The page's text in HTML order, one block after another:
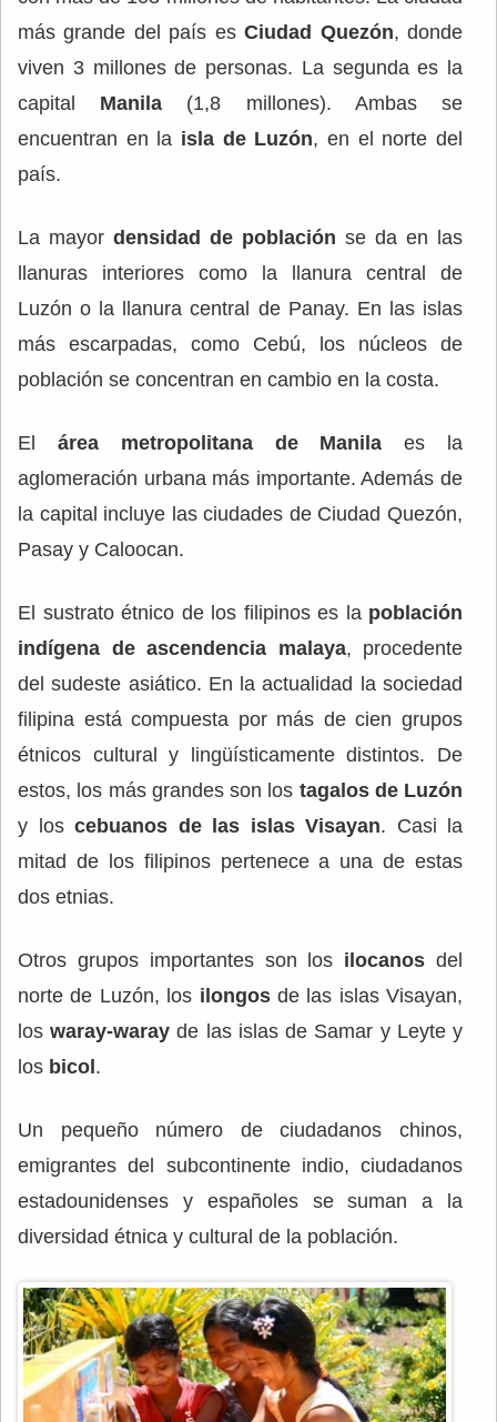
más grande del país esCiudad Quezón, donde
viven 3 millones de personas. La segunda es la
capital Manila (1,8 millones). Ambas se
encuentran en la isla de Luzón, en el norte del
país.
La mayor densidad de población se da en las
llanuras interiores como la llanura central de
Luzón o la llanura central de Panay. En las islas
más escarpadas, como Cebú, los núcleos de
población se concentran en cambio en la costa.
El área metropolitana de Manila es la
aglomeración urbana más importante. Además de
la capital incluye las ciudades de Ciudad Quezón,
Pasay y Caloocan.
El sustrato étnico de los filipinos es la población
indígena de ascendencia malaya, procedente
del sudeste asiático. En la actualidad la sociedad
filipina está compuesta por más de cien grupos
étnicos cultural y lingüísticamente distintos. De
estos, los más grandes son los tagalos de Luzón
y los cebuanos de las islas Visayan. Casi la
mitad de los filipinos pertenece a una de estas
dos etnias.
Otros grupos importantes son los ilocanos del
norte de Luzón, los ilongosde las islas Visayan,
los waray-waray de las islas de Samar y Leyte y
los bicol .
Un pequeño número de ciudadanos chinos,
emigrantes del subcontinente indio, ciudadanos
estadounidenses y españoles se suman a la
diversidad étnica y cultural de la población.